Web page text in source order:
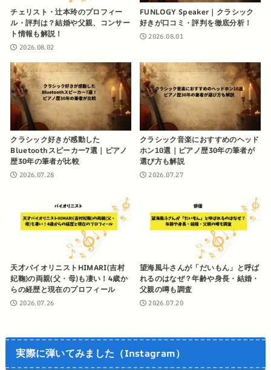
チェリスト・辻本玲のプロフィー
ル・評判は？結婚や父親、コンサー
ト情報も解説！
2026.08.02
FUNLOGY Speaker｜クラシック
好きが口コミ・評判を徹底分析！
2026.08.01
クラシック好きが感動した
Bluetoothスピーカー7選｜ピアノ
歴30年の筆者が比較
2026.07.28
クラシック音楽におすすめのヘッド
ホン10選｜ピアノ歴30年の筆者が
選び方も解説
2026.07.27
天才バイオリニストHIMARI(吉村
妃鞠)の両親(父・母)も凄い！4歳か
らの経歴と現在のプロフィール
2026.07.26
望海風斗さんが「だいもん」と呼ば
れるのはなぜ？年齢や身長・結婚・
父親の噂も調査
2026.07.20
実際に弾いてみました（Instagram）